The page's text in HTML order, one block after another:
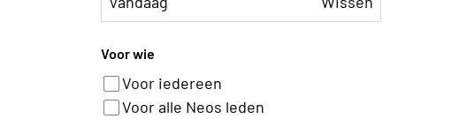
Voor wie
Voor iedereen
Voor alle Neos leden